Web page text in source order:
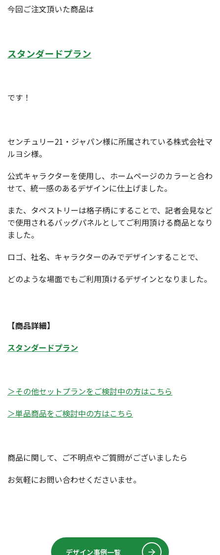
今回ご注文頂いた商品は
スタンダードプラン
です！
センチュリー21・ジャパン様に所属されている株式会社マ
ルヨシ様。
公式キャラクターを使用し、ホームページのカラーと合わ
せて、統一感のあるデザインに仕上げました。
また、タペストリーは格子柄にすることで、記者会見など
で使用されるバッグパネルとしてご利用頂ける商品となり
ました。
ロゴ、社名、キャラクターのみでデザインすることで、
どのような場面でもご利用頂けるデザインとなりました。
【商品詳細】
スタンダードプラン
＞その他セットプランをご検討中の方はこちら
＞単品商品をご検討中の方はこちら
商品に関して、ご不明点やご質問がございましたら
お気軽にお問い合わせくださいませ。
デザイン事例一覧